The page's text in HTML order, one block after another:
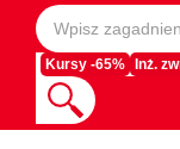
Kursy -65% Inż.